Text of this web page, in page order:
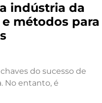
indústria da
métodos para
do sucesso de
No entanto, é